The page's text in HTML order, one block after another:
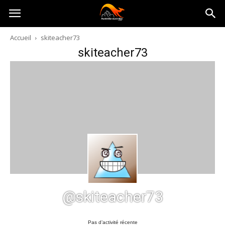
Australia-
australie.com
Accueil skiteacher73
skiteacher73
@skiteacher73
Pas d’activité récente